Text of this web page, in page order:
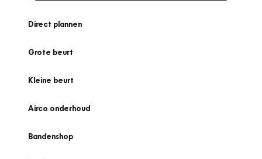
Direct plannen
Grote beurt
Kleine beurt
Airco onderhoud
Bandenshop